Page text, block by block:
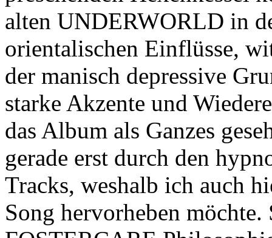
alten UNDERWORLD in
orientalischen Einflüsse,
der manisch depressive
starke Akzente und
das Album als Ganzes
gerade erst durch den
Tracks, weshalb ich auch
Song hervorheben